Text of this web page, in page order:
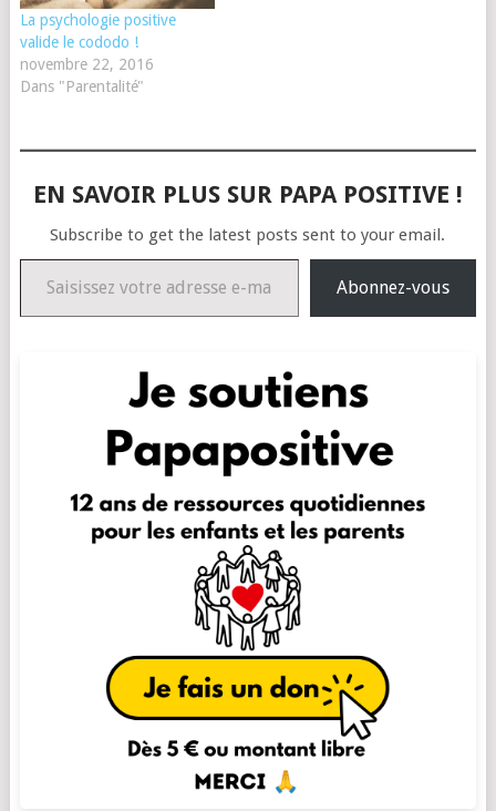
La psychologie positive
valide le cododo !
novembre 22, 2016
Dans "Parentalité"
EN SAVOIR PLUS SUR PAPA POSITIVE !
Subscribe to get the latest posts sent to your email.
Saisissez votre adresse e-mail…
Abonnez-vous